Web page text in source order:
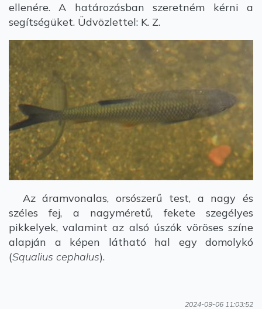
ellenére. A határozásban szeretném kérni a
segítségüket. Üdvözlettel: K. Z.
Az áramvonalas, orsószerű test, a nagy és
széles fej, a nagyméretű, fekete szegélyes
pikkelyek, valamint az alsó úszók vöröses színe
alapján a képen látható hal egy domolykó
(Squalius cephalus).
2024-09-06 11:03:52